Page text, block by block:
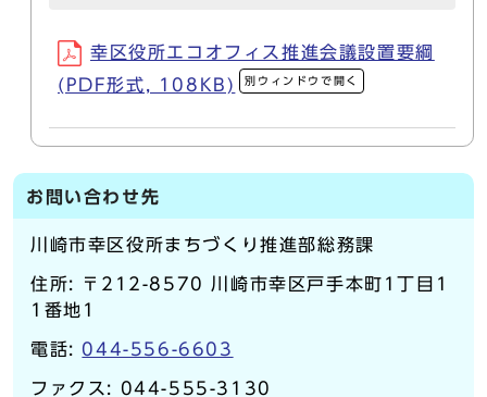
幸区役所エコオフィス推進会議設置要綱
(PDF形式, 108KB)
別ウィンドウで開く
お問い合わせ先
川崎市幸区役所まちづくり推進部総務課
住所: 〒212-8570 川崎市幸区戸手本町1丁目1
1番地1
電話: 044-556-6603
ファクス: 044-555-3130